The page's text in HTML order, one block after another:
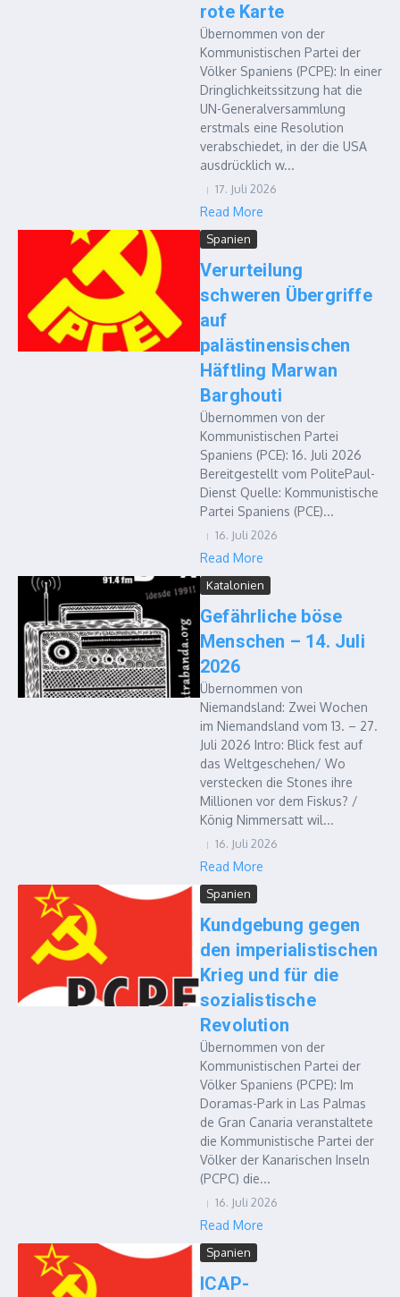
rote Karte
Übernommen von der
Kommunistischen Partei der
Völker Spaniens (PCPE): In einer
Dringlichkeitssitzung hat die
UN-Generalversammlung
erstmals eine Resolution
verabschiedet, in der die USA
ausdrücklich w...
17. Juli 2026
Read More
Spanien
Verurteilung
schweren Übergriffe
auf
palästinensischen
Häftling Marwan
Barghouti
Übernommen von der
Kommunistischen Partei
Spaniens (PCE): 16. Juli 2026
Bereitgestellt vom PolitePaul-
Dienst Quelle: Kommunistische
Partei Spaniens (PCE)...
16. Juli 2026
Read More
Katalonien
Gefährliche böse
Menschen – 14. Juli
2026
Übernommen von
Niemandsland: Zwei Wochen
im Niemandsland vom 13. – 27.
Juli 2026 Intro: Blick fest auf
das Weltgeschehen/ Wo
verstecken die Stones ihre
Millionen vor dem Fiskus? /
König Nimmersatt wil...
16. Juli 2026
Read More
Spanien
Kundgebung gegen
den imperialistischen
Krieg und für die
sozialistische
Revolution
Übernommen von der
Kommunistischen Partei der
Völker Spaniens (PCPE): Im
Doramas-Park in Las Palmas
de Gran Canaria veranstaltete
die Kommunistische Partei der
Völker der Kanarischen Inseln
(PCPC) die...
16. Juli 2026
Read More
Spanien
ICAP-